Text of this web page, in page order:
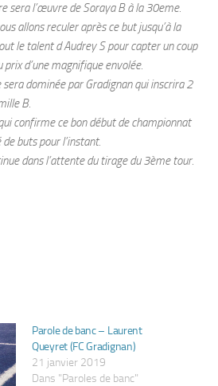
sera l’œuvre de Soraya B à la 30eme.
allons reculer après ce but jusqu’à la
le talent d Audrey S pour capter un coup
d’une magnifique envolée.
sera dominée par Gradignan qui inscrira 2
B.
confirme ce bon début de championnat
buts pour l’instant.
dans l’attente du tirage du 3ème tour.
Parole de banc – Laurent
Queyret (FC Gradignan)
21 janvier 2019
Dans "Paroles de banc"